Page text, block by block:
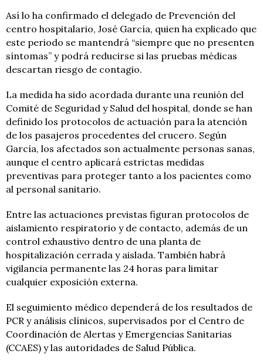
Así lo ha confirmado el delegado de Prevención del
centro hospitalario, José García, quien ha explicado que
este periodo se mantendrá “siempre que no presenten
síntomas” y podrá reducirse si las pruebas médicas
descartan riesgo de contagio.
La medida ha sido acordada durante una reunión del
Comité de Seguridad y Salud del hospital, donde se han
definido los protocolos de actuación para la atención
de los pasajeros procedentes del crucero. Según
García, los afectados son actualmente personas sanas,
aunque el centro aplicará estrictas medidas
preventivas para proteger tanto a los pacientes como
al personal sanitario.
Entre las actuaciones previstas figuran protocolos de
aislamiento respiratorio y de contacto, además de un
control exhaustivo dentro de una planta de
hospitalización cerrada y aislada. También habrá
vigilancia permanente las 24 horas para limitar
cualquier exposición externa.
El seguimiento médico dependerá de los resultados de
PCR y análisis clínicos, supervisados por el Centro de
Coordinación de Alertas y Emergencias Sanitarias
(CCAES) y las autoridades de Salud Pública.